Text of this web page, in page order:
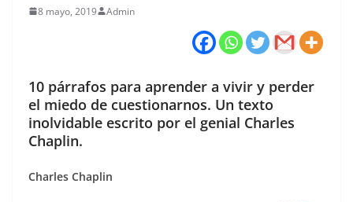
8 mayo, 2019 Admin
10 párrafos para aprender a vivir y perder
el miedo de cuestionarnos. Un texto
inolvidable escrito por el genial Charles
Chaplin.
Charles Chaplin